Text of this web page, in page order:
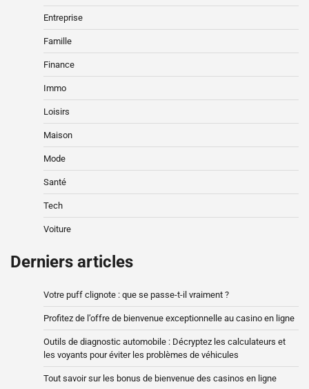
Entreprise
Famille
Finance
Immo
Loisirs
Maison
Mode
Santé
Tech
Voiture
Derniers articles
Votre puff clignote : que se passe-t-il vraiment ?
Profitez de l’offre de bienvenue exceptionnelle au casino en ligne
Outils de diagnostic automobile : Décryptez les calculateurs et
les voyants pour éviter les problèmes de véhicules
Tout savoir sur les bonus de bienvenue des casinos en ligne